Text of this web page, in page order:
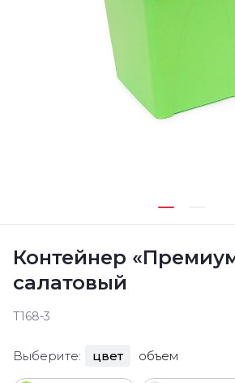
Контейнер
салатовый
Т168-3
Выберите: цвет объем